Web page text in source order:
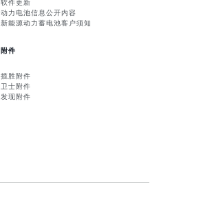
动力电池信息公开内容
新能源动力蓄电池客户须知
附件
揽胜附件
卫士附件
发现附件